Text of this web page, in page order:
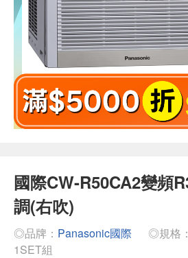
國際CW-R50CA2變頻
調(右吹)
◎品牌： Panasonic國際
◎規格
1SET組